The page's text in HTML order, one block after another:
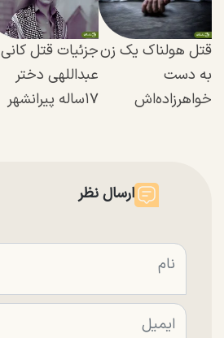
قتل هولناک یک زن
به دست
خواهرزاده‌اش
جزئیات قتل کانی
عبداللهی دختر
۱۷ساله پیرانشهر
ارسال نظر